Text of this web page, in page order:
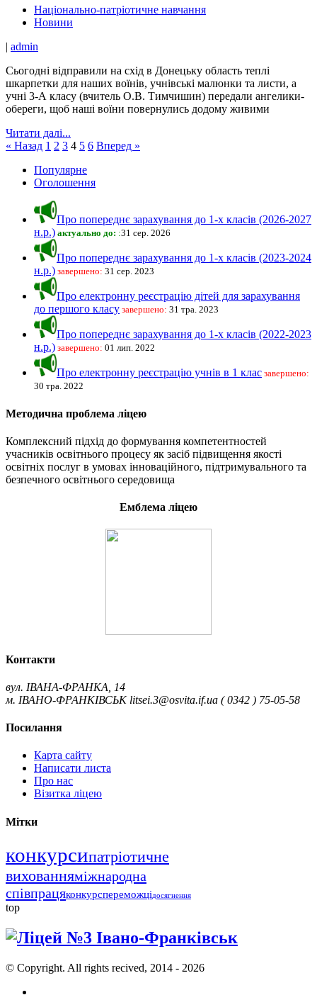
Національно-патріотичне навчання
Новини
| admin
Сьогодні відправили на схід в Донецьку область теплі
шкарпетки для наших воїнів, учнівські малюнки та листи, а
учні 3-А класу (вчитель О.В. Тимчишин) передали ангелики-
обереги, щоб наші воїни повернулись додому живими
Читати далі...
« Назад 1 2 3 4 5 6 Вперед »
Популярне
Оголошення
Про попереднє зарахування до 1-х класів (2026-2027
н.р.) актуально до: :31 сер. 2026
Про попереднє зарахування до 1-х класів (2023-2024
н.р.) завершено: 31 сер. 2023
Про електронну реєстрацію дітей для зарахування
до першого класу завершено: 31 тра. 2023
Про попереднє зарахування до 1-х класів (2022-2023
н.р.) завершено: 01 лип. 2022
Про електронну реєстрацію учнів в 1 клас завершено:
30 тра. 2022
Методична проблема ліцею
Комплексний підхід до формування компетентностей
учасників освітнього процесу як засіб підвищення якості
освітніх послуг в умовах інноваційного, підтримувального та
безпечного освітнього середовища
Емблема ліцею
Контакти
вул. ІВАНА-ФРАНКА, 14
м. ІВАНО-ФРАНКІВСЬК litsei.3@osvita.if.ua ( 0342 ) 75-05-58
Посилання
Карта сайту
Написати листа
Про нас
Візитка ліцею
Мітки
конкурсипатріотичне
вихованняміжнародна
співпрацяконкурспереможцідосягнення
top
© Copyright. All rights recived, 2014 - 2026